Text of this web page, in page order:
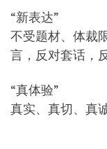
“新表达”
不受题材、体裁
言，反对套话，
“真体验”
真实、真切、真